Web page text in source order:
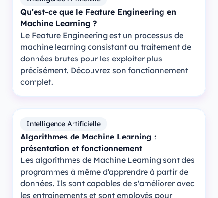
Qu'est-ce que le Feature Engineering en
Machine Learning ?
Le Feature Engineering est un processus de
machine learning consistant au traitement de
données brutes pour les exploiter plus
précisément. Découvrez son fonctionnement
complet.
Intelligence Artificielle
Algorithmes de Machine Learning :
présentation et fonctionnement
Les algorithmes de Machine Learning sont des
programmes à même d'apprendre à partir de
données. Ils sont capables de s'améliorer avec
les entraînements et sont employés pour